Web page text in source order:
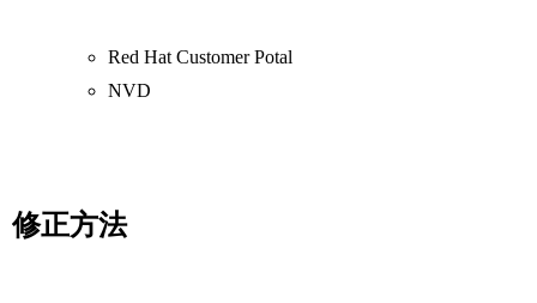
Red Hat Customer Potal
NVD
修正方法